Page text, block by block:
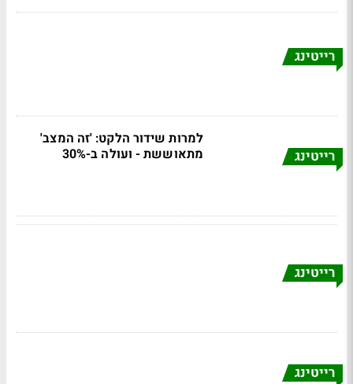
רייטינג
רייטינג
למרות שידור הלקט: 'זה המצב'
מתאוששת - ועולה ב-30%
רייטינג
רייטינג